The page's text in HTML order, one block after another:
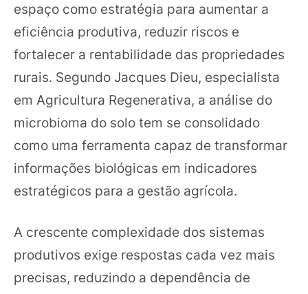
espaço como estratégia para aumentar a
eficiência produtiva, reduzir riscos e
fortalecer a rentabilidade das propriedades
rurais. Segundo Jacques Dieu, especialista
em Agricultura Regenerativa, a análise do
microbioma do solo tem se consolidado
como uma ferramenta capaz de transformar
informações biológicas em indicadores
estratégicos para a gestão agrícola.
A crescente complexidade dos sistemas
produtivos exige respostas cada vez mais
precisas, reduzindo a dependência de